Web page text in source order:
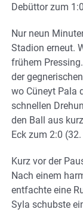
Debüttor zum
Nur neun
Stadion erneut.
frühem
der
wo Cüneyt Pala
schnellen
den Ball aus
Eck zum 2:0
Kurz vor der
Nach einem
entfachte eine
Syla schubste